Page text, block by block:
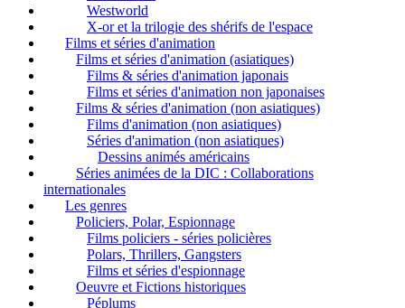
Westworld
X-or et la trilogie des shérifs de l'espace
Films et séries d'animation
Films et séries d'animation (asiatiques)
Films & séries d'animation japonais
Films et séries d'animation non japonaises
Films & séries d'animation (non asiatiques)
Films d'animation (non asiatiques)
Séries d'animation (non asiatiques)
Dessins animés américains
Séries animées de la DIC : Collaborations
internationales
Les genres
Policiers, Polar, Espionnage
Films policiers - séries policières
Polars, Thrillers, Gangsters
Films et séries d'espionnage
Oeuvre et Fictions historiques
Péplums